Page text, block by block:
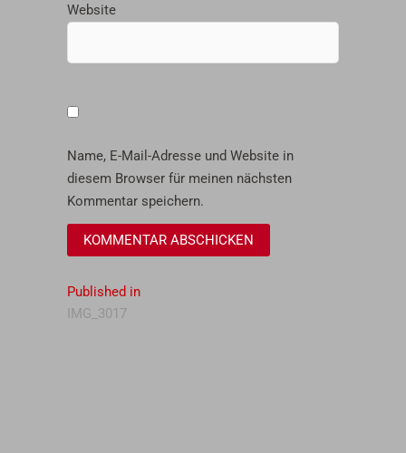
Website
Name, E-Mail-Adresse und Website in
diesem Browser für meinen nächsten
Kommentar speichern.
Beitragsnavigation
Published in
IMG_3017